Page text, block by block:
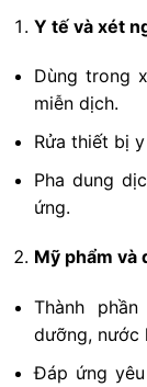
Y tế và xét
Dùng trong
miễn dịch.
Rửa thiết bị
Pha dung
ứng.
Mỹ phẩm và
Thành
dưỡng, nước
Đáp ứng